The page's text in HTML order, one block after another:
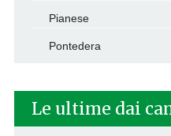
Pianese
Pontedera
Le ultime dai